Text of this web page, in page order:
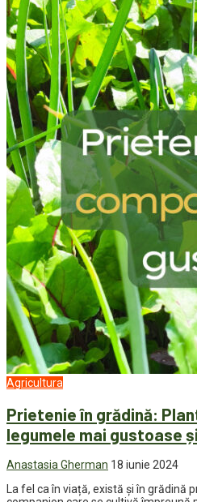
Agricultura
Prietenie în grădină:
legumele mai gustoase și
Anastasia Gherman 18 iunie 2024
La fel ca în viață, există și în grădină